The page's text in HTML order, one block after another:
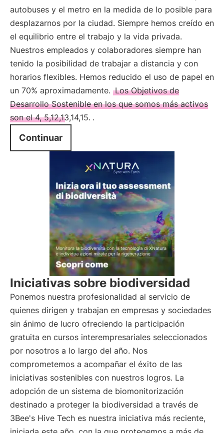
autobuses y el metro en la medida de lo posible para
desplazarnos por la ciudad. Siempre hemos creído en
el equilibrio entre el trabajo y la vida privada.
Nuestros empleados y colaboradores siempre han
tenido la posibilidad de trabajar a distancia y con
horarios flexibles. Hemos reducido el uso de papel en
un 70% aproximadamente. Los Objetivos de
Desarrollo Sostenible en los que somos más activos
son el 4, 5,12,13,14,15. .
Continuar
Iniciativas sobre biodiversidad
Ponemos nuestra profesionalidad al servicio de
quienes dirigen y trabajan en empresas y sociedades
sin ánimo de lucro ofreciendo la participación
gratuita en cursos interempresariales seleccionados
por nosotros a lo largo del año. Nos
comprometemos a acompañar el éxito de las
iniciativas sostenibles con nuestros logros. La
adopción de un sistema de biomonitorización
destinado a proteger la biodiversidad a través de
3Bee's Hive Tech es nuestra iniciativa más reciente,